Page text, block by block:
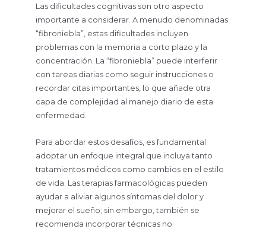
Las dificultades cognitivas son otro aspecto
importante a considerar. A menudo denominadas
“fibroniebla”, estas dificultades incluyen
problemas con la memoria a corto plazo y la
concentración. La “fibroniebla” puede interferir
con tareas diarias como seguir instrucciones o
recordar citas importantes, lo que añade otra
capa de complejidad al manejo diario de esta
enfermedad.
Para abordar estos desafíos, es fundamental
adoptar un enfoque integral que incluya tanto
tratamientos médicos como cambios en el estilo
de vida. Las terapias farmacológicas pueden
ayudar a aliviar algunos síntomas del dolor y
mejorar el sueño; sin embargo, también se
recomienda incorporar técnicas no